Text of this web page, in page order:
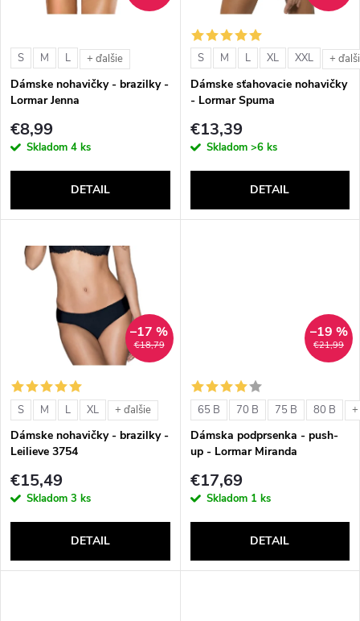
e
p
r
d
u
o
v
s
p
r
o
d
u
o
v
S M L + ďalšie
Dámske nohavičky - brazilky -
Lormar Jenna
€8,99
Skladom 4 ks
DETAIL
S M L XL XXL +
Dámske sťahovacie nohavičky
- Lormar Spuma
€13,39
Skladom >6 ks
DETAIL
€18,79
–17 %
S M L XL + ďalšie
Dámske nohavičky - brazilky -
Leilieve 3754
€15,49
Skladom 3 ks
DETAIL
€21,99
–19 %
65 B 70 B 75 B 80 B
Dámska podprsenka - push-
up - Lormar Miranda
€17,69
Skladom 1 ks
DETAIL